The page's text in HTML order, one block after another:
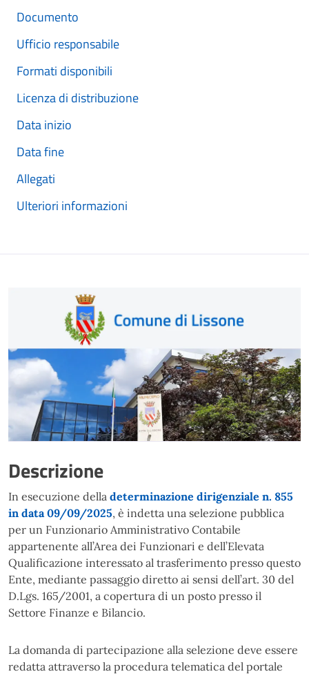
Documento
Ufficio responsabile
Formati disponibili
Licenza di distribuzione
Data inizio
Data fine
Allegati
Ulteriori informazioni
Descrizione
In esecuzione della determinazione dirigenziale n. 855
in data 09/09/2025, è indetta una selezione pubblica
per un Funzionario Amministrativo Contabile
appartenente all’Area dei Funzionari e dell’Elevata
Qualificazione interessato al trasferimento presso questo
Ente, mediante passaggio diretto ai sensi dell’art. 30 del
D.Lgs. 165/2001, a copertura di un posto presso il
Settore Finanze e Bilancio.
La domanda di partecipazione alla selezione deve essere
redatta attraverso la procedura telematica del portale